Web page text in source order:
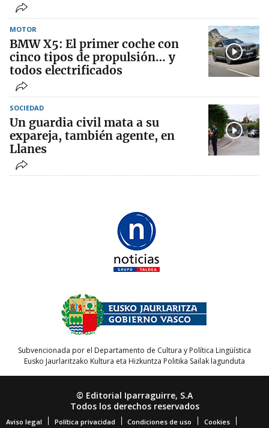
MOTOR
BMW X5: El primer coche con
cinco tipos de propulsión… y
todos electrificados
SOCIEDAD
Un guardia civil mata a su
expareja, también agente, en
Llanes
Subvencionada por el Departamento de Cultura y Política Lingüística
Eusko Jaurlaritzako Kultura eta Hizkuntza Politika Sailak lagunduta
© Editorial Iparraguirre, S.A
Todos los derechos reservados
Aviso legal Política privacidad Condiciones de uso Cookies